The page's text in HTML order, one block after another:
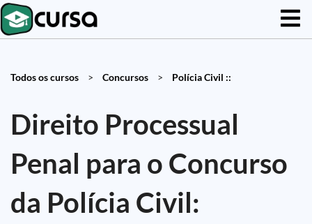
Todos os cursos > Concursos > Polícia Civil ::
Direito Processual
Penal para o Concurso
da Polícia Civil: